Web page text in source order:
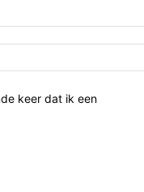
keer dat ik een